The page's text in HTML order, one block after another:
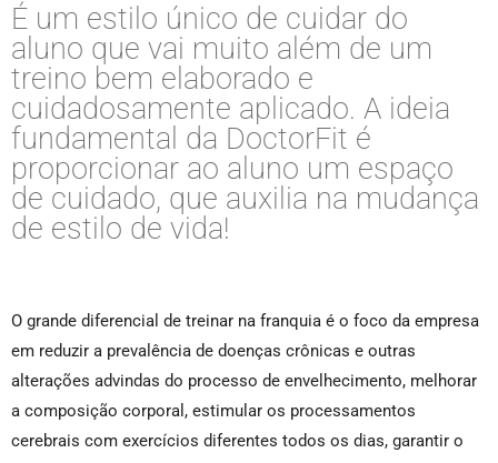
É um estilo único de cuidar do
aluno que vai muito além de um
treino bem elaborado e
cuidadosamente aplicado. A ideia
fundamental da DoctorFit é
proporcionar ao aluno um espaço
de cuidado, que auxilia na mudança
de estilo de vida!
O grande diferencial de treinar na franquia é o foco da empresa
em reduzir a prevalência de doenças crônicas e outras
alterações advindas do processo de envelhecimento, melhorar
a composição corporal, estimular os processamentos
cerebrais com exercícios diferentes todos os dias, garantir o